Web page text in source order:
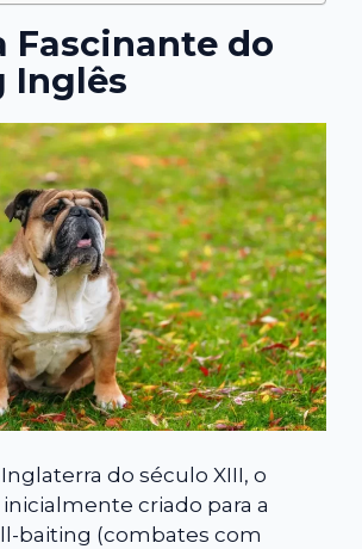
Fascinante do
Inglês
do século XIII, o
criado para a
baiting (combates com